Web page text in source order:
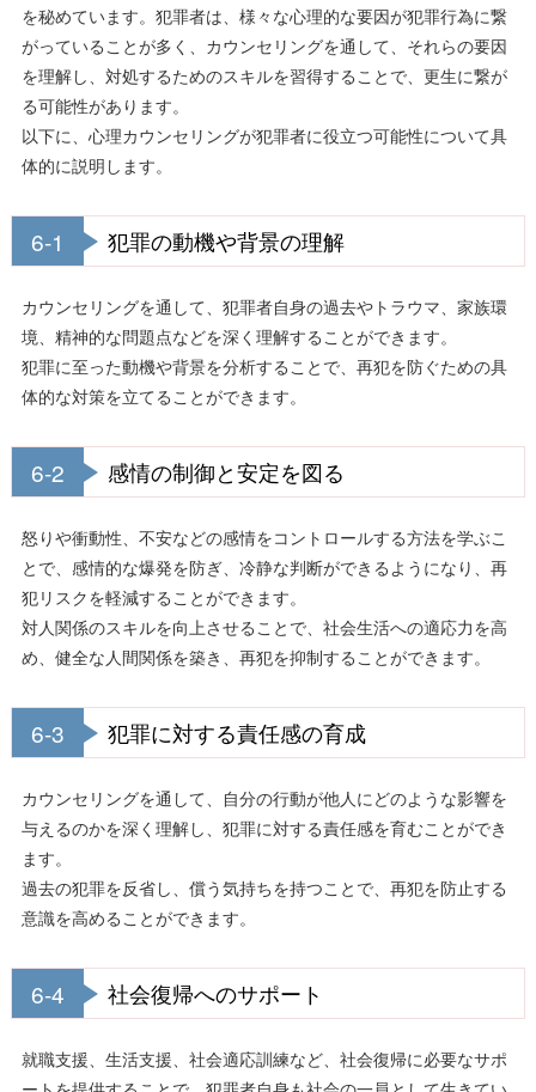
を秘めています。犯罪者は、様々な心理的な要因が犯罪行為に繋
がっていることが多く、カウンセリングを通して、それらの要因
を理解し、対処するためのスキルを習得することで、更生に繋が
る可能性があります。
以下に、心理カウンセリングが犯罪者に役立つ可能性について具
体的に説明します。
6-1 犯罪の動機や背景の理解
カウンセリングを通して、犯罪者自身の過去やトラウマ、家族環
境、精神的な問題点などを深く理解することができます。
犯罪に至った動機や背景を分析することで、再犯を防ぐための具
体的な対策を立てることができます。
6-2 感情の制御と安定を図る
怒りや衝動性、不安などの感情をコントロールする方法を学ぶこ
とで、感情的な爆発を防ぎ、冷静な判断ができるようになり、再
犯リスクを軽減することができます。
対人関係のスキルを向上させることで、社会生活への適応力を高
め、健全な人間関係を築き、再犯を抑制することができます。
6-3 犯罪に対する責任感の育成
カウンセリングを通して、自分の行動が他人にどのような影響を
与えるのかを深く理解し、犯罪に対する責任感を育むことができ
ます。
過去の犯罪を反省し、償う気持ちを持つことで、再犯を防止する
意識を高めることができます。
6-4 社会復帰へのサポート
就職支援、生活支援、社会適応訓練など、社会復帰に必要なサポ